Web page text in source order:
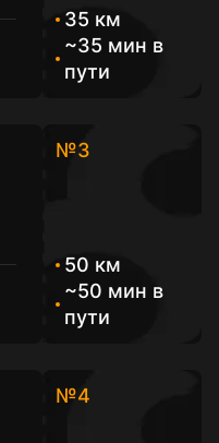
35 км
~35 мин в
пути
№3
50 км
~50 мин в
пути
№4